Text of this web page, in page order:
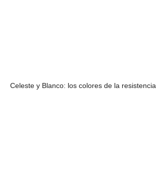
Celeste y Blanco: los colores de la resistencia